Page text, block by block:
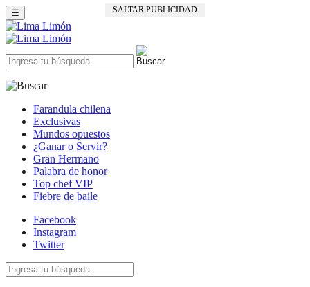
SALTAR PUBLICIDAD
☰
Farandula chilena
Exclusivas
Mundos opuestos
¿Ganar o Servir?
Gran Hermano
Palabra de honor
Top chef VIP
Fiebre de baile
Facebook
Instagram
Twitter